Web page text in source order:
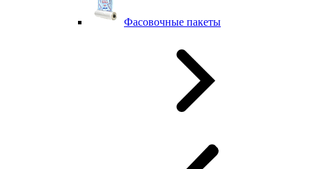
Фасовочные пакеты